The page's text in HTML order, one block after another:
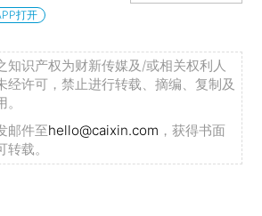
打开
知识产权为财新传媒及/或相关权利人
经许可，禁止进行转载、摘编、复制及
邮件至hello@caixin.com ，获得书面
载。